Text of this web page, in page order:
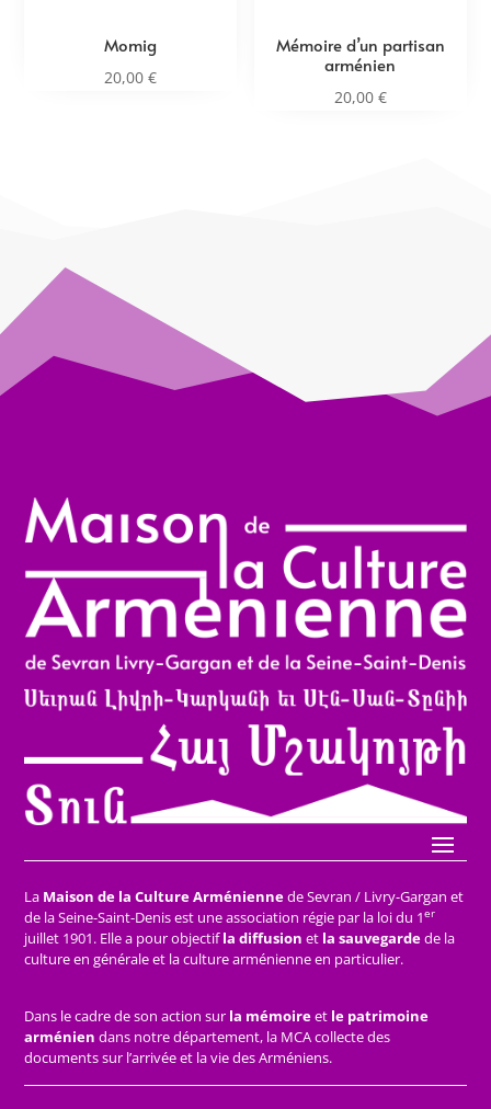
Momig
20,00€
Mémoire d’un partisan
arménien
20,00 €
La Maison de la Culture Arméniennede Sevran / Livry-Gargan et
de la Seine-Saint-Denis est une association régie par la loi du 1er
juillet 1901. Elle a pour objectifla diffusion et la sauvegardede la
culture en générale et la culture arménienne en particulier.
Dans le cadre de son action sur la mémoireet le patrimoine
arménien dans notre département, la MCA collecte des
documents sur l’arrivée et la vie des Arméniens.